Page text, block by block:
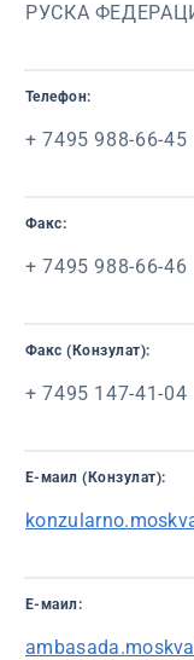
РУСКА
Телефон:
+ 7495 988-66-45
Факс:
+ 7495 988-66-46
Факс (Конзулат):
+ 7495 147-41-04
Е-маил (Конзулат):
Е-маил: